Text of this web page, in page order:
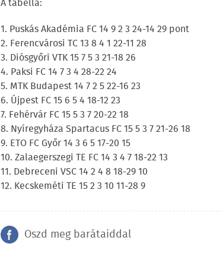
A tabella:
1. Puskás Akadémia FC 14 9 2 3 24-14 29 pont
2. Ferencvárosi TC 13 8 4 1 22-11 28
3. Diósgyőri VTK 15 7 5 3 21-18 26
4. Paksi FC 14 7 3 4 28-22 24
5. MTK Budapest 14 7 2 5 22-16 23
6. Újpest FC 15 6 5 4 18-12 23
7. Fehérvár FC 15 5 3 7 20-22 18
8. Nyíregyháza Spartacus FC 15 5 3 7 21-26 18
9. ETO FC Győr 14 3 6 5 17-20 15
10. Zalaegerszegi TE FC 14 3 4 7 18-22 13
11. Debreceni VSC 14 2 4 8 18-29 10
12. Kecskeméti TE 15 2 3 10 11-28 9
Oszd meg barátaiddal